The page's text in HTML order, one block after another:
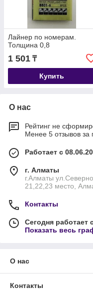
Лайнер по номерам.
Толщина 0,8
1 501 ₸
Купить
О нас
Рейтинг не
Менее 5 отзывов за
Работает с
г. Алматы
г.Алматы
21,22,23 место,
Контакты
Сегодня работает
Показать весь
О нас
Контакты